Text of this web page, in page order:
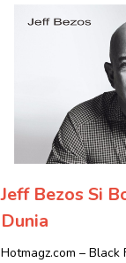
Jeff Bezos Si
Dunia
Hotmagz.com –